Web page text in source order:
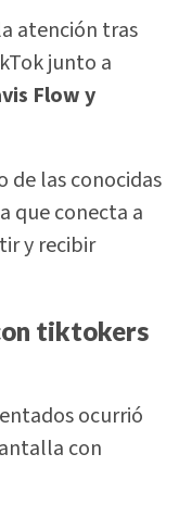
atención tras
junto a
Flow y
de las conocidas
que conecta a
y recibir
tiktokers
ocurrió
con